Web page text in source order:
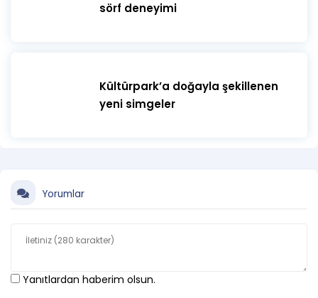
sörf deneyimi
Kültürpark’a doğayla şekillenen
yeni simgeler
Yorumlar
Yanıtlardan haberim olsun.